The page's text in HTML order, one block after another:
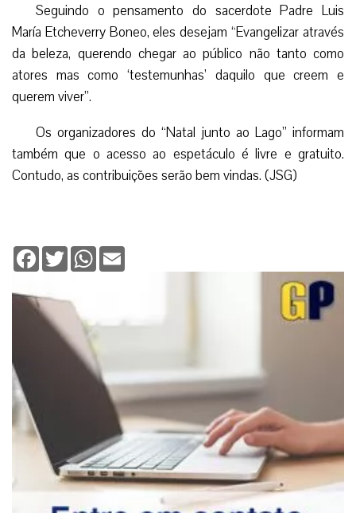
Seguindo o pensamento do sacerdote Padre Luis
María Etcheverry Boneo, eles desejam “Evangelizar através
da beleza, querendo chegar ao público não tanto como
atores mas como ‘testemunhas’ daquilo que creem e
querem viver”.
Os organizadores do “Natal junto ao Lago” informam
também que o acesso ao espetáculo é livre e gratuito.
Contudo, as contribuições serão bem vindas. (JSG)
Facebook
TwitterWhatsApp